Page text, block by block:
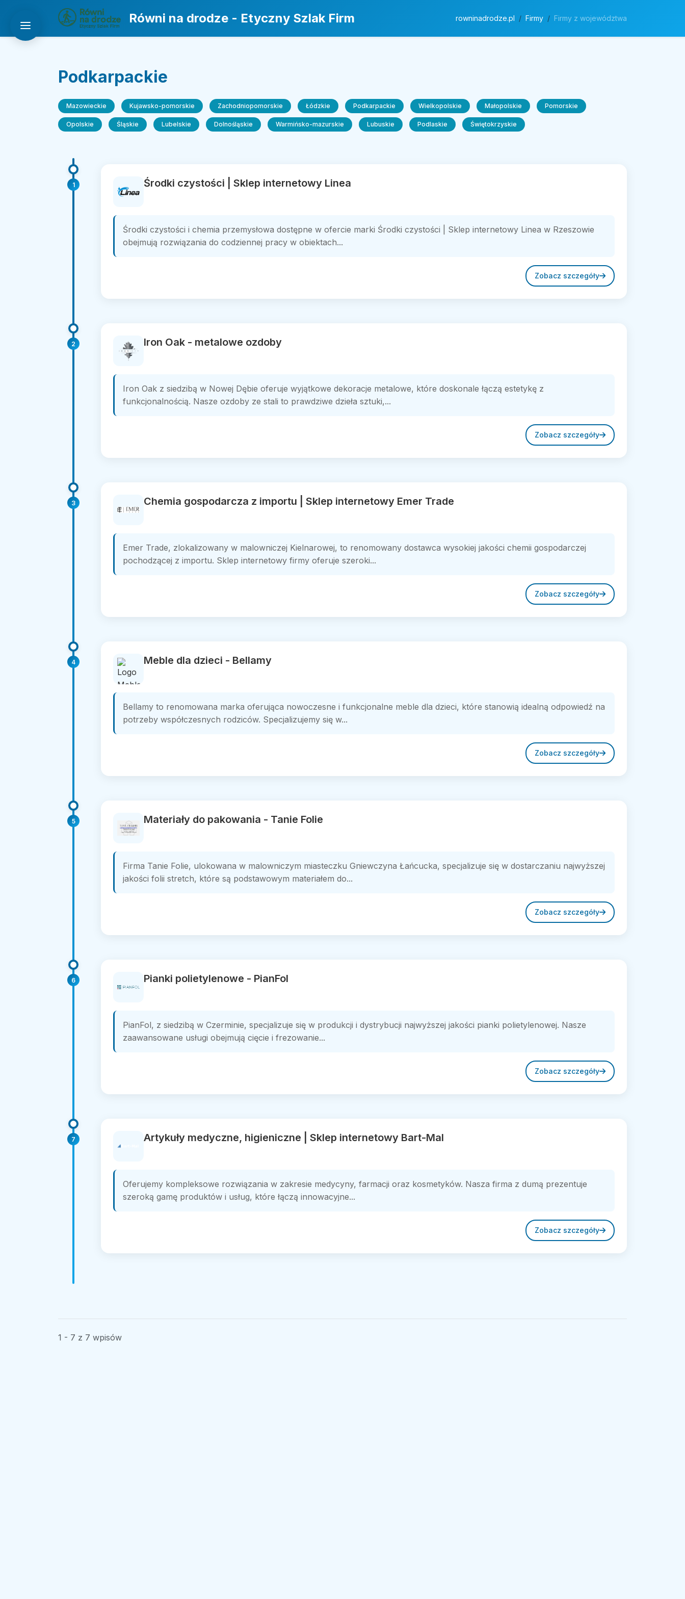
Równi na drodze - Etyczny Szlak Firm rowninadrodze.pl Firmy Firmy z województwa
Podkarpackie
Mazowieckie Kujawsko-pomorskie Zachodniopomorskie Łódzkie Podkarpackie Wielkopolskie Małopolskie Pomorskie
Opolskie Śląskie Lubelskie Dolnośląskie Warmińsko-mazurskie Lubuskie Podlaskie Świętokrzyskie
1 Środki czystości | Sklep internetowy Linea
Środki czystości i chemia przemysłowa dostępne w ofercie marki Środki czystości | Sklep internetowy Linea w Rzeszowie
obejmują rozwiązania do codziennej pracy w obiektach...
Zobacz szczegóły
2 Iron Oak - metalowe ozdoby
Iron Oak z siedzibą w Nowej Dębie oferuje wyjątkowe dekoracje metalowe, które doskonale łączą estetykę z
funkcjonalnością. Nasze ozdoby ze stali to prawdziwe dzieła sztuki,...
Zobacz szczegóły
3 Chemia gospodarcza z importu | Sklep internetowy Emer Trade
Emer Trade, zlokalizowany w malowniczej Kielnarowej, to renomowany dostawca wysokiej jakości chemii gospodarczej
pochodzącej z importu. Sklep internetowy firmy oferuje szeroki...
Zobacz szczegóły
4 Meble dla dzieci - Bellamy
Bellamy to renomowana marka oferująca nowoczesne i funkcjonalne meble dla dzieci, które stanowią idealną odpowiedź na
potrzeby współczesnych rodziców. Specjalizujemy się w...
Zobacz szczegóły
5 Materiały do pakowania - Tanie Folie
Firma Tanie Folie, ulokowana w malowniczym miasteczku Gniewczyna Łańcucka, specjalizuje się w dostarczaniu najwyższej
jakości folii stretch, które są podstawowym materiałem do...
Zobacz szczegóły
6 Pianki polietylenowe - PianFol
PianFol, z siedzibą w Czerminie, specjalizuje się w produkcji i dystrybucji najwyższej jakości pianki polietylenowej. Nasze
zaawansowane usługi obejmują cięcie i frezowanie...
Zobacz szczegóły
7 Artykuły medyczne, higieniczne | Sklep internetowy Bart-Mal
Oferujemy kompleksowe rozwiązania w zakresie medycyny, farmacji oraz kosmetyków. Nasza firma z dumą prezentuje
szeroką gamę produktów i usług, które łączą innowacyjne...
Zobacz szczegóły
1 - 7 z 7 wpisów